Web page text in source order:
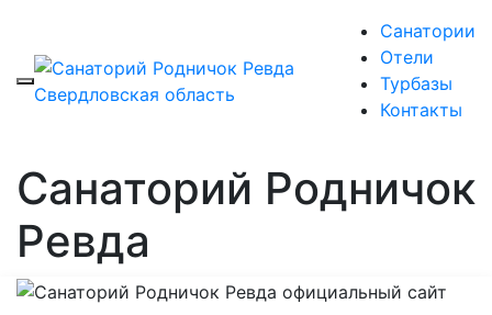
Санатории
Отели
Турбазы
Контакты
Санаторий Родничок
Ревда